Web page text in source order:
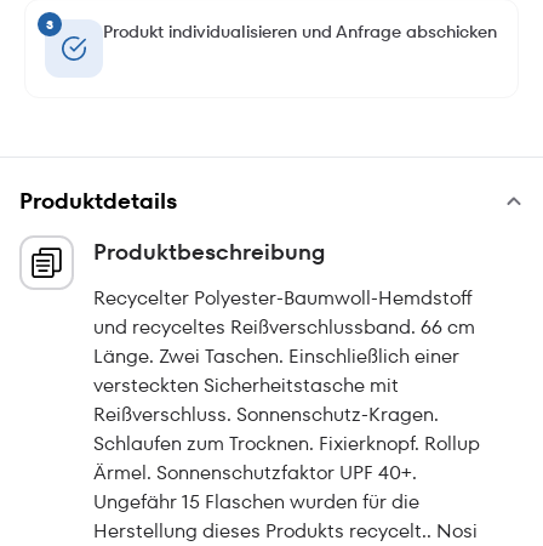
3 Produkt individualisieren und Anfrage abschicken
Produktdetails
Produktbeschreibung
Recycelter Polyester-Baumwoll-Hemdstoff
und recyceltes Reißverschlussband. 66 cm
Länge. Zwei Taschen. Einschließlich einer
versteckten Sicherheitstasche mit
Reißverschluss. Sonnenschutz-Kragen.
Schlaufen zum Trocknen. Fixierknopf. Rollup
Ärmel. Sonnenschutzfaktor UPF 40+.
Ungefähr 15 Flaschen wurden für die
Herstellung dieses Produkts recycelt.. Nosi